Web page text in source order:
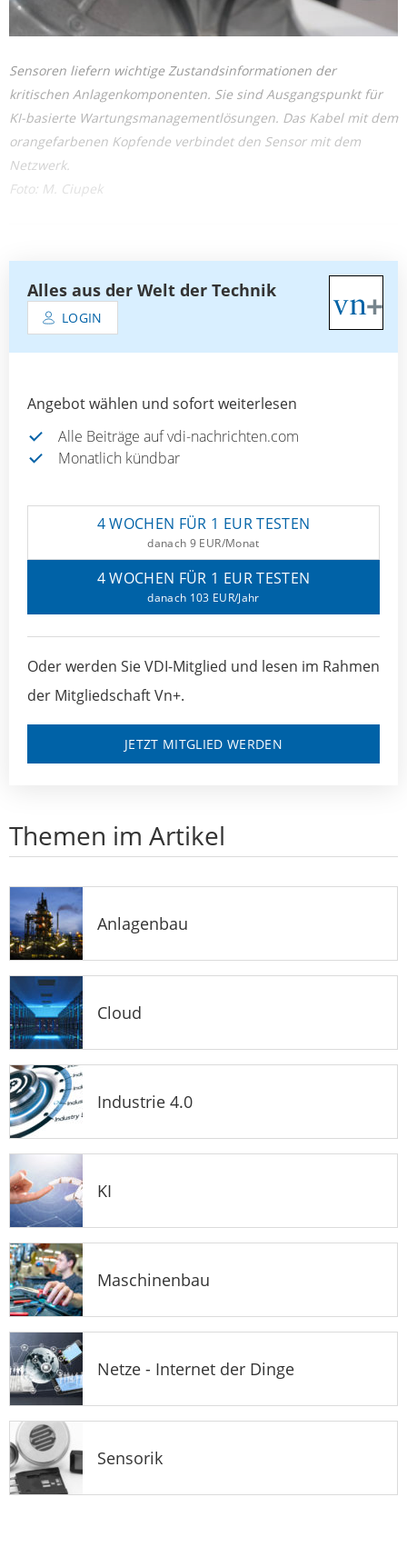
Sensoren liefern wichtige Zustandsinformationen der
kritischen Anlagenkomponenten. Sie sind Ausgangspunkt für
KI-basierte Wartungsmanagementlösungen. Das Kabel mit dem
orangefarbenen Kopfende verbindet den Sensor mit dem
Netzwerk.
Foto: M. Ciupek
Alles aus der Welt der Technik
LOGIN
Angebot wählen und sofort weiterlesen
Alle Beiträge auf vdi-nachrichten.com
Monatlich kündbar
4 WOCHEN FÜR 1 EUR TESTEN
danach 9 EUR/Monat
4 WOCHEN FÜR 1 EUR TESTEN
danach 103 EUR/Jahr
Oder werden Sie VDI-Mitglied und lesen im Rahmen
der Mitgliedschaft Vn+.
JETZT MITGLIED WERDEN
Themen im Artikel
Anlagenbau
Cloud
Industrie 4.0
KI
Maschinenbau
Netze - Internet der Dinge
Sensorik